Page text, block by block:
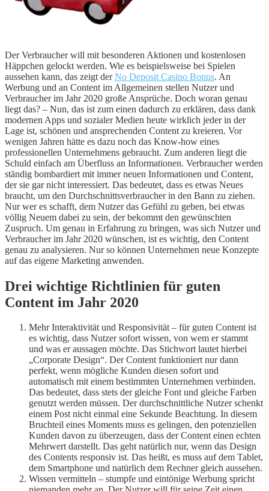
Der Verbraucher will mit besonderen Aktionen und kostenlosen
Häppchen gelockt werden. Wie es beispielsweise bei Spielen
aussehen kann, das zeigt derNo Deposit Casino Bonus. An
Werbung und an Content im Allgemeinen stellen Nutzer und
Verbraucher im Jahr 2020 große Ansprüche. Doch woran genau
liegt das? – Nun, das ist zum einen dadurch zu erklären, dass dank
modernen Apps und sozialer Medien heute wirklich jeder in der
Lage ist, schönen und ansprechenden Content zu kreieren. Vor
wenigen Jahren hätte es dazu noch das Know-how eines
professionellen Unternehmens gebraucht. Zum anderen liegt die
Schuld einfach am Überfluss an Informationen. Verbraucher werden
ständig bombardiert mit immer neuen Informationen und Content,
der sie gar nicht interessiert. Das bedeutet, dass es etwas Neues
braucht, um den Durchschnittsverbraucher in den Bann zu ziehen.
Nur wer es schafft, dem Nutzer das Gefühl zu geben, bei etwas
völlig Neuem dabei zu sein, der bekommt den gewünschten
Zuspruch. Um genau in Erfahrung zu bringen, was sich Nutzer und
Verbraucher im Jahr 2020 wünschen, ist es wichtig, den Content
genau zu analysieren. Nur so können Unternehmen neue Konzepte
auf das eigene Marketing anwenden.
Drei wichtige Richtlinien für guten
Content im Jahr 2020
Mehr Interaktivität und Responsivität – für guten Content ist
es wichtig, dass Nutzer sofort wissen, von wem er stammt
und was er aussagen möchte. Das Stichwort lautet hierbei
„Corporate Design“. Der Content funktioniert nur dann
perfekt, wenn mögliche Kunden diesen sofort und
automatisch mit einem bestimmten Unternehmen verbinden.
Das bedeutet, dass stets der gleiche Font und gleiche Farben
genutzt werden müssen. Der durchschnittliche Nutzer schenkt
einem Post nicht einmal eine Sekunde Beachtung. In diesem
Bruchteil eines Moments muss es gelingen, den potenziellen
Kunden davon zu überzeugen, dass der Content einen echten
Mehrwert darstellt. Das geht natürlich nur, wenn das Design
des Contents responsiv ist. Das heißt, es muss auf dem Tablet,
dem Smartphone und natürlich dem Rechner gleich aussehen.
Wissen vermitteln – stumpfe und eintönige Werbung spricht